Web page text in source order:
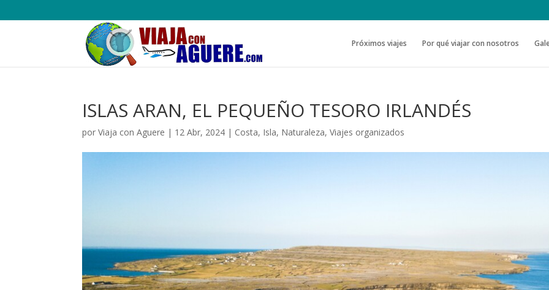
Próximos viajes Por qué viajar con nosotros
ISLAS ARAN, EL PEQUEÑO TESORO IRLANDÉS
porViaja con Aguere | 12 Abr, 2024 | Costa, Isla, Naturaleza,Viajes organizados